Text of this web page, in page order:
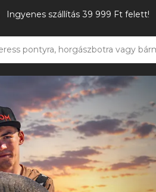
Ingyenes szállítás 39 999 Ft felett!